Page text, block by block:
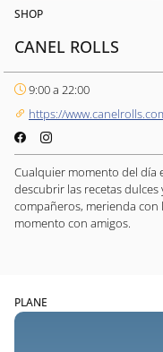
SHOP
CANEL ROLLS
9:00 a 22:00
https://
Cualquier momento del día
descubrir las recetas
compañeros, merienda
momento con amigos.
PLANE